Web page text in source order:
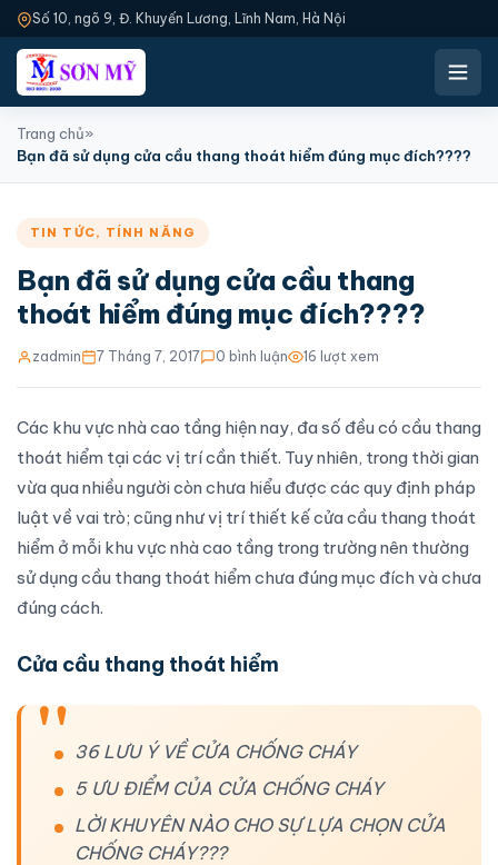
Số 10, ngõ 9, Đ. Khuyến Lương, Lĩnh Nam, Hà Nội
Trang chủ»
Bạn đã sử dụng cửa cầu thang thoát hiểm đúng mục đích????
TIN TỨC, TÍNH NĂNG
Bạn đã sử dụng cửa cầu thang
thoát hiểm đúng mục đích????
zadmin 7 Tháng 7, 2017 0 bình luận 16 lượt xem
Các khu vực nhà cao tầng hiện nay, đa số đều có cầu thang
thoát hiểm tại các vị trí cần thiết. Tuy nhiên, trong thời gian
vừa qua nhiều người còn chưa hiểu được các quy định pháp
luật về vai trò; cũng như vị tríthiết kế cửa cầu thang thoát
hiểm ở mỗi khu vực nhà cao tầng trong trường nên thường
sử dụng cầu thang thoát hiểm chưa đúng mục đích và chưa
đúng cách.
Cửa cầu thang thoát hiểm
36 LƯU Ý VỀ CỬA CHỐNG CHÁY
5 ƯU ĐIỂM CỦA CỬA CHỐNG CHÁY
LỜI KHUYÊN NÀO CHO SỰ LỰA CHỌN CỬA
CHỐNG CHÁY???